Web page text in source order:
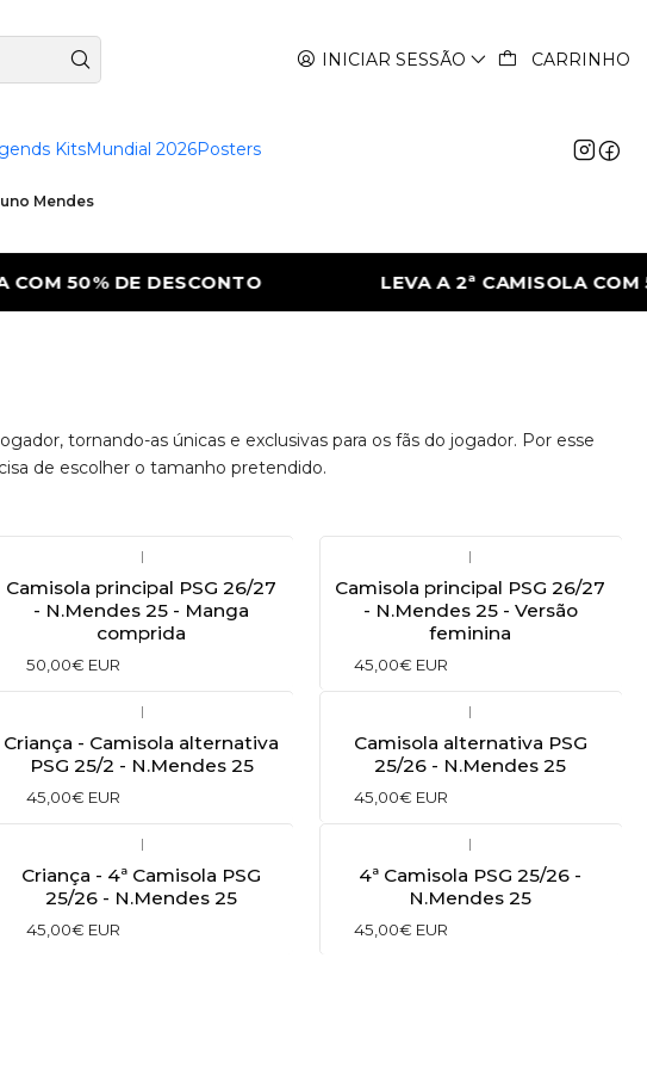
INICIAR SESSÃO CARRINHO
KitsMundial 2026Posters
Mendes
50% DE DESCONTO LEVA A 2ª CAMISOLA COM
tornando-as únicas e exclusivas para os fãs do jogador. Por esse
de escolher o tamanho pretendido.
|
Camisola principal PSG 26/27
- N.Mendes 25 - Manga
comprida
50,00€ EUR
|
Camisola principal PSG 26/27
- N.Mendes 25 - Versão
feminina
45,00€ EUR
|
Criança - Camisola alternativa
PSG 25/2 - N.Mendes 25
45,00€ EUR
|
Camisola alternativa PSG
25/26 - N.Mendes 25
45,00€ EUR
Criança - 4ª Camisola PSG
25/26 - N.Mendes 25
45,00€ EUR
4ª Camisola PSG 25/26 -
N.Mendes 25
45,00€ EUR